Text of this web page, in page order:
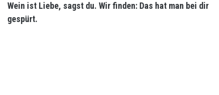
Wein ist Liebe, sagst du. Wir finden: Das hat man bei dir
gespürt.